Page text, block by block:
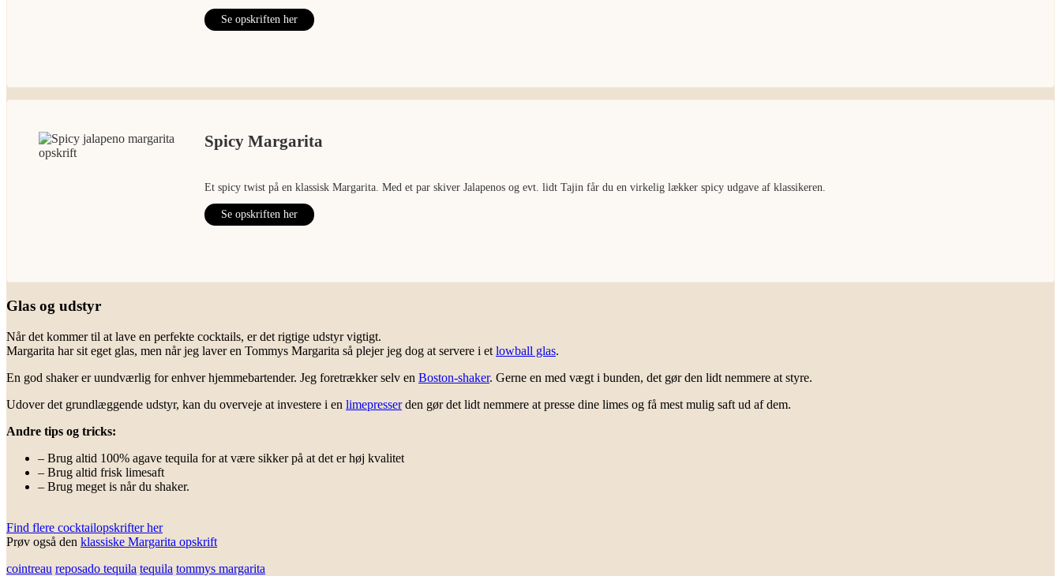
Se opskriften her
Spicy Margarita
Et spicy twist på en klassisk Margarita. Med et par skiver Jalapenos og evt. lidt Tajin får du en virkelig lækker spicy udgave af klassikeren.
Se opskriften her
Glas og udstyr
Når det kommer til at lave en perfekte cocktails, er det rigtige udstyr vigtigt.
Margarita har sit eget glas, men når jeg laver en Tommys Margarita så plejer jeg dog at servere i et lowball glas.
En god shaker er uundværlig for enhver hjemmebartender. Jeg foretrækker selv en Boston-shaker. Gerne en med vægt i bunden, det gør den lidt nemmere at styre.
Udover det grundlæggende udstyr, kan du overveje at investere i en limepresserden gør det lidt nemmere at presse dine limes og få mest mulig saft ud af dem.
Andre tips og tricks:
– Brug altid 100% agave tequila for at være sikker på at det er høj kvalitet
– Brug altid frisk limesaft
– Brug meget is når du shaker.
Find flere cocktailopskrifter her
Prøv også den klassiske Margarita opskrift
cointreau reposado tequila tequila tommys margarita